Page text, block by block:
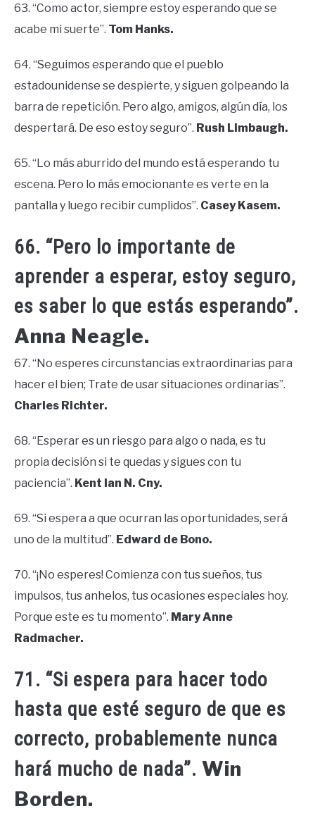
63. “Como actor, siempre estoy esperando que se
acabe mi suerte”. Tom Hanks.
64. “Seguimos esperando que el pueblo
estadounidense se despierte, y siguen golpeando la
barra de repetición. Pero algo, amigos, algún día, los
despertará. De eso estoy seguro”. Rush Limbaugh.
65. “Lo más aburrido del mundo está esperando tu
escena. Pero lo más emocionante es verte en la
pantalla y luego recibir cumplidos”. Casey Kasem.
66. “Pero lo importante de
aprender a esperar, estoy seguro,
es saber lo que estás esperando”.
Anna Neagle.
67. “No esperes circunstancias extraordinarias para
hacer el bien; Trate de usar situaciones ordinarias”.
Charles Richter.
68. “Esperar es un riesgo para algo o nada, es tu
propia decisión si te quedas y sigues con tu
paciencia”. Kent Ian N. Cny.
69. “Si espera a que ocurran las oportunidades, será
uno de la multitud”. Edward de Bono.
70. “¡No esperes! Comienza con tus sueños, tus
impulsos, tus anhelos, tus ocasiones especiales hoy.
Porque este es tu momento”. Mary Anne
Radmacher.
71. “Si espera para hacer todo
hasta que esté seguro de que es
correcto, probablemente nunca
hará mucho de nada”. Win
Borden.